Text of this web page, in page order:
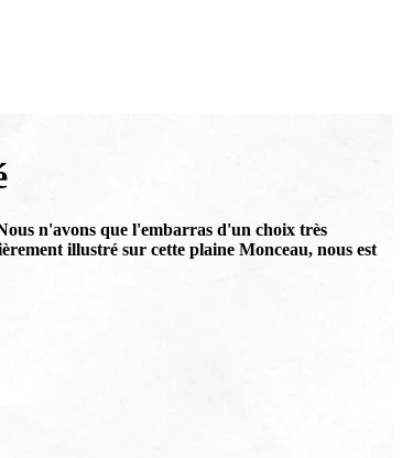
n'avons que l'embarras d'un choix très
illustré sur cette plaine Monceau, nous est